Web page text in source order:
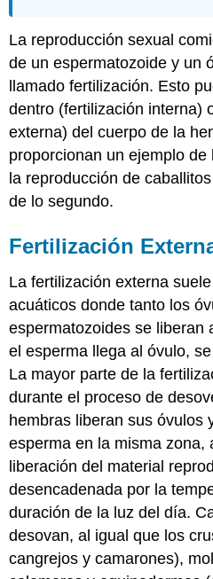
La reproducción sexual
de un espermatozoide y un
llamado fertilización. Esto
dentro (fertilización interna)
externa) del cuerpo de la
proporcionan un ejemplo
la reproducción de
de lo segundo.
Fertilización
La fertilización externa
acuáticos donde tanto los
espermatozoides se liberan
el esperma llega al óvulo,
La mayor parte de la
durante el proceso de
hembras liberan sus óvulos
esperma en la misma zona,
liberación del material
desencadenada por la
duración de la luz del día.
desovan, al igual que los
cangrejos y camarones),